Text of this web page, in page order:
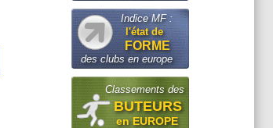
Indice MF :
l'état de
FORME
des clubs en europe
Classements des
BUTEURS
en EUROPE